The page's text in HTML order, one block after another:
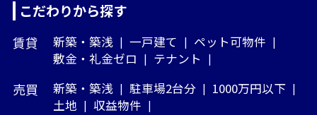
こだわりから探す
賃貸 新築・築浅 一戸建て
ペット可物件
敷金・礼金ゼロ
テナント
売買 新築・築浅 駐車場2台分
1000万円以下
土地
収益物件